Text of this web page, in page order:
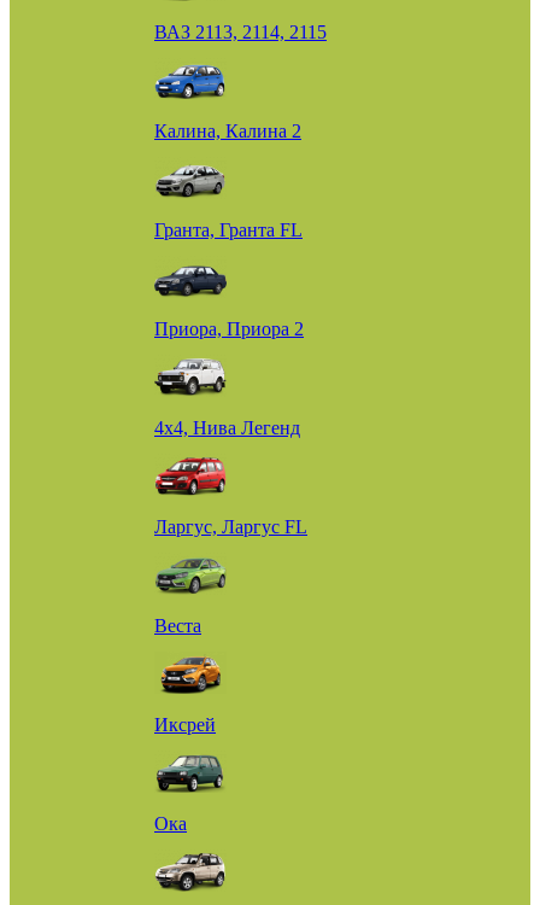
ВАЗ 2113, 2114, 2115
Калина, Калина 2
Гранта, Гранта FL
Приора, Приора 2
4х4, Нива Легенд
Ларгус, Ларгус FL
Веста
Иксрей
Ока